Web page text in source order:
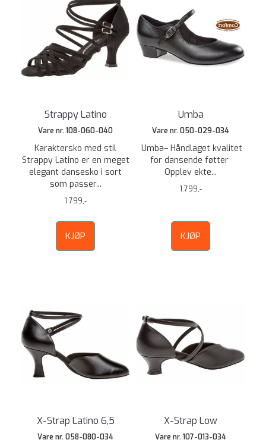
Strappy Latino
Vare nr. 108-060-040
Karaktersko med stil
Strappy Latino er en meget
elegant dansesko i sort
som passer...
1.799,-
KJØP
Umba
Vare nr. 050-029-034
Umba– Håndlaget kvalitet
for dansende føtter
Opplev ekte...
1.799,-
KJØP
X-Strap Latino 6,5
Vare nr. 058-080-034
X-Strap Low
Vare nr. 107-013-034